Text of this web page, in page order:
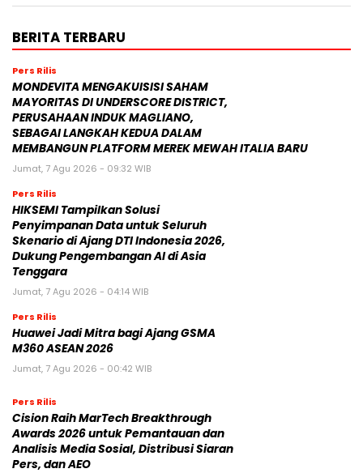
BERITA TERBARU
Pers Rilis
MONDEVITA MENGAKUISISI SAHAM
MAYORITAS DI UNDERSCORE DISTRICT,
PERUSAHAAN INDUK MAGLIANO,
SEBAGAI LANGKAH KEDUA DALAM
MEMBANGUN PLATFORM MEREK MEWAH ITALIA BARU
Jumat, 7 Agu 2026 - 09:32 WIB
Pers Rilis
HIKSEMI Tampilkan Solusi
Penyimpanan Data untuk Seluruh
Skenario di Ajang DTI Indonesia 2026,
Dukung Pengembangan AI di Asia
Tenggara
Jumat, 7 Agu 2026 - 04:14 WIB
Pers Rilis
Huawei Jadi Mitra bagi Ajang GSMA
M360 ASEAN 2026
Jumat, 7 Agu 2026 - 00:42 WIB
Pers Rilis
Cision Raih MarTech Breakthrough
Awards 2026 untuk Pemantauan dan
Analisis Media Sosial, Distribusi Siaran
Pers, dan AEO